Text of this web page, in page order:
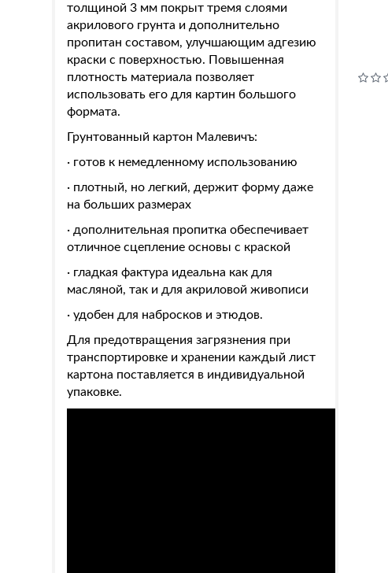
толщиной 3 мм покрыт тремя слоями
акрилового грунта и дополнительно
пропитан составом, улучшающим адгезию
краски с поверхностью. Повышенная
плотность материала позволяет
использовать его для картин большого
формата.
Грунтованный картон Малевичъ:
· готов к немедленному использованию
· плотный, но легкий, держит форму даже
на больших размерах
· дополнительная пропитка обеспечивает
отличное сцепление основы с краской
· гладкая фактура идеальна как для
масляной, так и для акриловой живописи
· удобен для набросков и этюдов.
Для предотвращения загрязнения при
транспортировке и хранении каждый лист
картона поставляется в индивидуальной
упаковке.